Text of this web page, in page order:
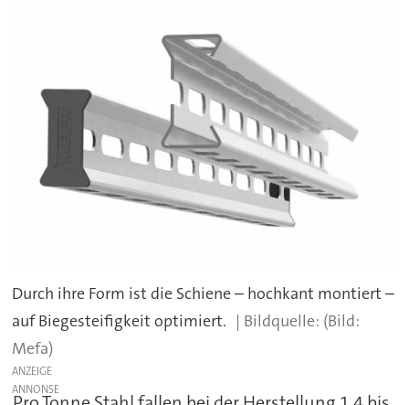
Durch ihre Form ist die Schiene – hochkant montiert –
auf Biegesteifigkeit optimiert.
(Bild:
Mefa)
ANZEIGE